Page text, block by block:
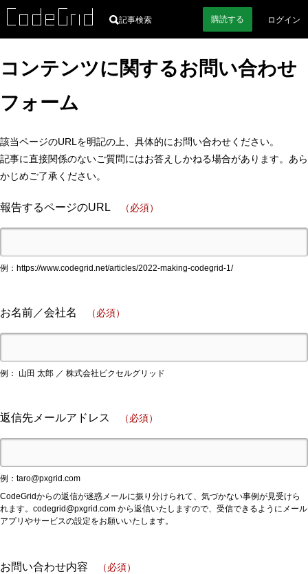
記事検索 購読する ログイン
コンテンツに関するお問い合わせ
フォーム
該当ページのURLを明記の上、具体的にお問い合わせください。
記事に直接関係のないご質問にはお答えしかねる場合があります。あら
かじめご了承ください。
報告するページのURL （必須）
例：https://www.codegrid.net/articles/2022-making-codegrid-1/
お名前／会社名 （必須）
例： 山田 太郎 ／ 株式会社ピクセルグリッド
返信先メールアドレス （必須）
例： taro@pxgrid.com
CodeGridからの返信が迷惑メールに振り分けられて、気づかない事例が見受けら
れます。 codegrid@pxgrid.com から返信いたしますので、受信できるようにメール
アプリやサービスの設定をお願いいたします。
お問い合わせ内容 （必須）